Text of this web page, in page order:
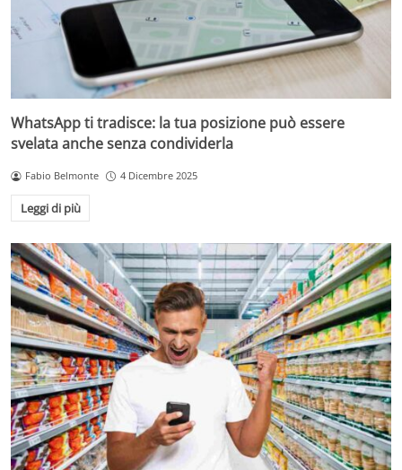
WhatsApp ti tradisce: la tua posizione può essere
svelata anche senza condividerla
Fabio Belmonte 4 Dicembre 2025
Leggi di più